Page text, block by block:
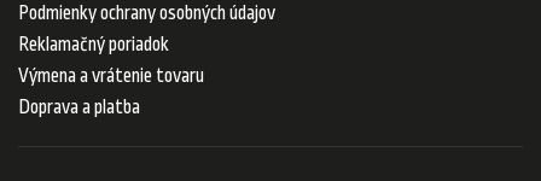
Podmienky ochrany osobných údajov
Reklamačný poriadok
Výmena a vrátenie tovaru
Doprava a platba